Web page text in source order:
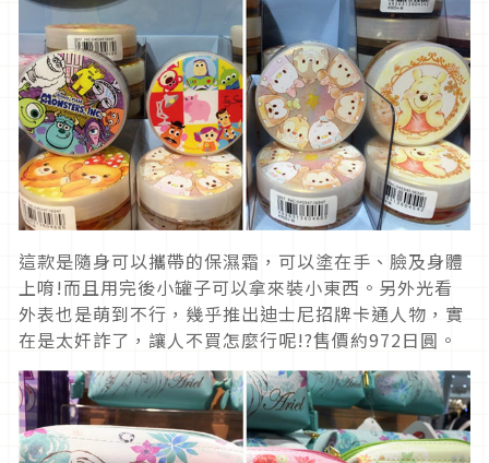
這款是隨身可以攜帶的保濕霜，可以塗在手、臉及身體
上唷!而且用完後小罐子可以拿來裝小東西。另外光看
外表也是萌到不行，幾乎推出迪士尼招牌卡通人物，實
在是太奸詐了，讓人不買怎麼行呢!?售價約972日圓。